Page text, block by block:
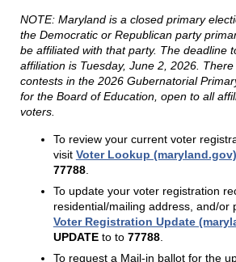
NOTE: Maryland is a closed primary
the Democratic or Republican party
be affiliated with that party. The deadline
affiliation is Tuesday, June 2, 2026.
contests in the 2026 Gubernatorial
for the Board of Education, open to all
voters.
To review your current voter
visit Voter Lookup (maryland.gov)
77788.
To update your voter registration
residential/mailing address, and/or
Voter Registration Update
UPDATEto to 77788.
To request a Mail-in ballot for the